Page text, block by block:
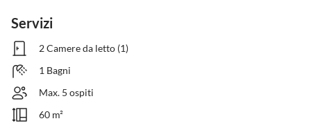
Servizi
2 Camere da letto (1)
1 Bagni
Max. 5 ospiti
60 m²